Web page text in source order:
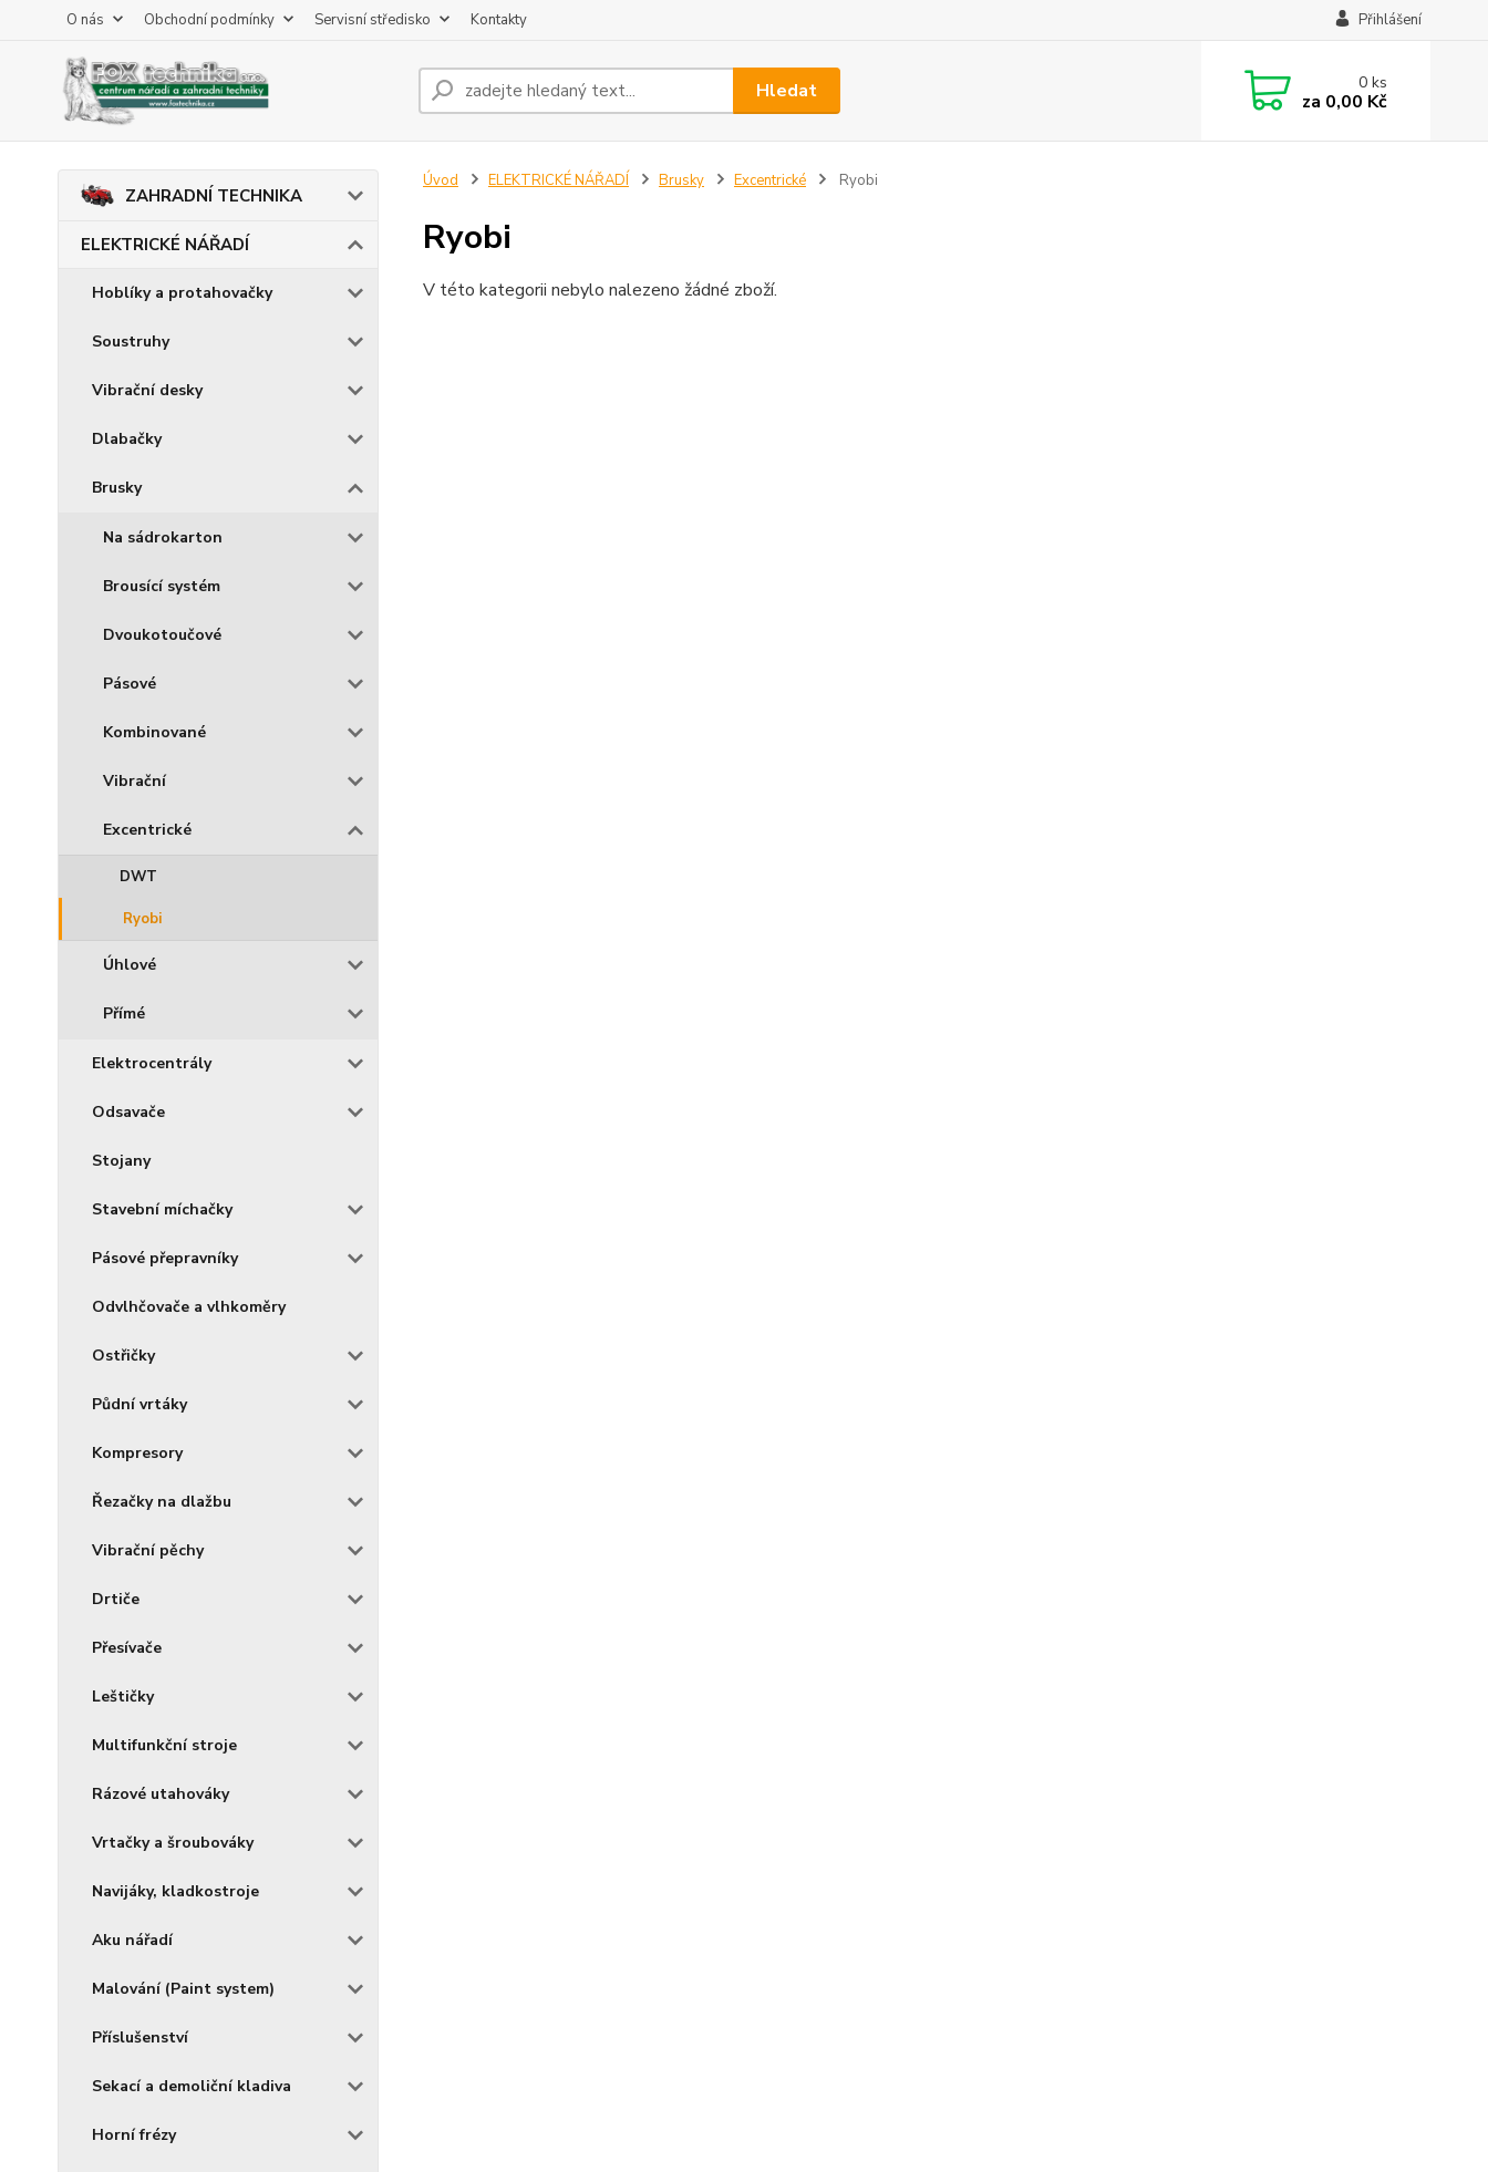
O nás Obchodní podmínky Servisní středisko Kontakty Přihlášení
Hledat 0ks
za 0,00 Kč
ZAHRADNÍ TECHNIKA
ELEKTRICKÉ NÁŘADÍ
Hoblíky a protahovačky
Soustruhy
Vibrační desky
Dlabačky
Brusky
Na sádrokarton
Brousící systém
Dvoukotoučové
Pásové
Kombinované
Vibrační
Excentrické
DWT
Ryobi
Úhlové
Přímé
Elektrocentrály
Odsavače
Stojany
Stavební míchačky
Pásové přepravníky
Odvlhčovače a vlhkoměry
Ostřičky
Půdní vrtáky
Kompresory
Řezačky na dlažbu
Vibrační pěchy
Drtiče
Přesívače
Leštičky
Multifunkční stroje
Rázové utahováky
Vrtačky a šroubováky
Navijáky, kladkostroje
Aku nářadí
Malování (Paint system)
Příslušenství
Sekací a demoliční kladiva
Horní frézy
Úvod ELEKTRICKÉ NÁŘADÍ Brusky Excentrické Ryobi
Ryobi
V této kategorii nebylo nalezeno žádné zboží.